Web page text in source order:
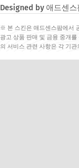
Designed by 애드센스
※ 본 스킨은 애드센스팜에서
광고 상품 판매 및 금융 중개
의 서비스 관련 사항은 각 기